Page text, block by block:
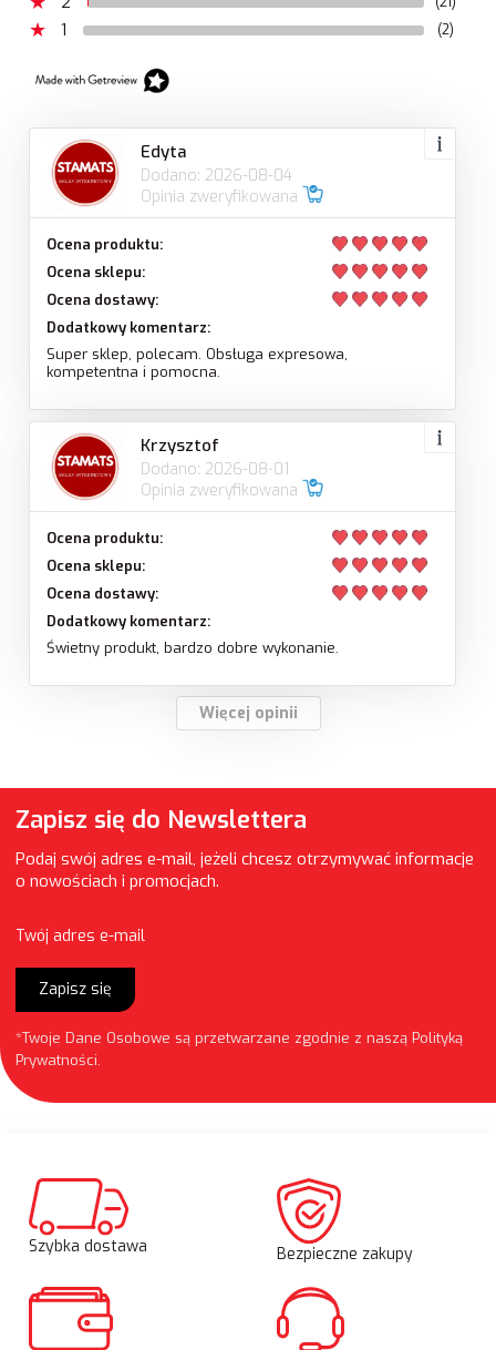
1 (2)
Edyta
Dodano: 2026-08-04
Opinia zweryfikowana
Ocena produktu:
Ocena sklepu:
Ocena dostawy:
Dodatkowy komentarz:
Super sklep, polecam. Obsługa expresowa,
kompetentna i pomocna.
Krzysztof
Dodano: 2026-08-01
Opinia zweryfikowana
Ocena produktu:
Ocena sklepu:
Ocena dostawy:
Dodatkowy komentarz:
Świetny produkt, bardzo dobre wykonanie.
Więcej opinii
Zapisz się do Newslettera
Podaj swój adres e-mail, jeżeli chcesz otrzymywać informacje
o nowościach i promocjach.
Twój adres e-mail
Zapisz się
*Twoje Dane Osobowe są przetwarzane zgodnie z naszą Polityką
Prywatności.
Szybka dostawa Bezpieczne zakupy